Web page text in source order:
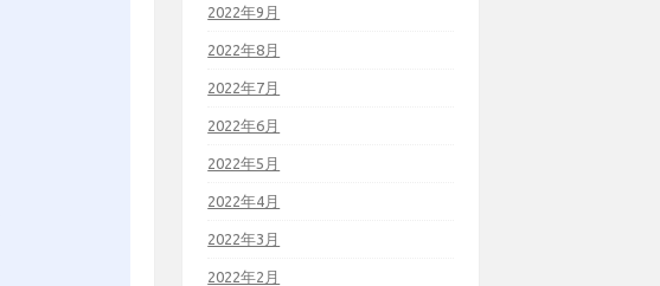
2022年9月
2022年8月
2022年7月
2022年6月
2022年5月
2022年4月
2022年3月
2022年2月